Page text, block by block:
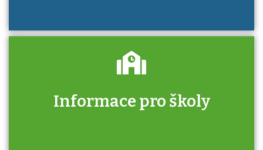
Informace pro školy
Zjistěte, jak se přihlásit ke zkoušce a kde